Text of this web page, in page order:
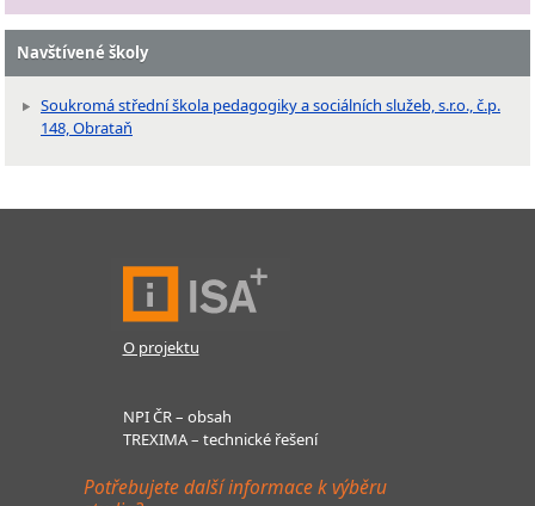
Navštívené školy
Soukromá střední škola pedagogiky a sociálních služeb, s.r.o., č.p.
148, Obrataň
O projektu
NPI ČR – obsah
TREXIMA – technické řešení
Potřebujete další informace k výběru